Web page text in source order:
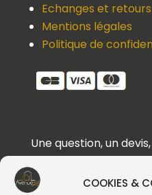
COOKIES &
Echanges et retours
Mentions légales
Politique de
Une question, un